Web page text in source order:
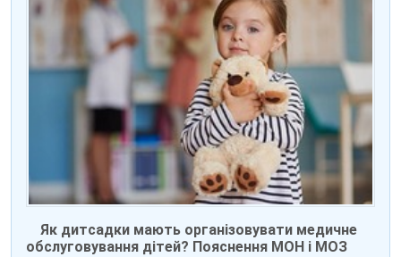
Як дитсадки мають організовувати медичне
обслуговування дітей? Пояснення МОН і МОЗ